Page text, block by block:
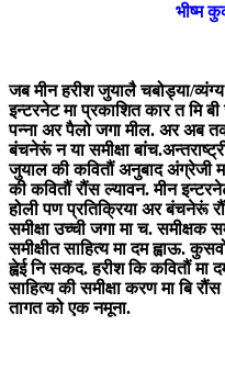
भीष्म
जब मीन हरीश जुयालै चबोड्या/
इन्टरनेट मा प्रकाशित कार त मि
पन्ना अर पैलो जगा मील. अर अब
बंचनेरूं न या समीक्षा
जुयाल की कवितौं अनुबाद अंग्रेजी
की कवितौं रौंस ल्यावन. मीन
होली पण प्रतिक्रिया अर बंचनेरूं
समीक्षा उच्ची जगा मा च. समीक्षक
समीक्षीत साहित्य मा दम ह्वाऊ.
ह्वेई नि सकद. हरीश कि कवितौं मा
साहित्य की समीक्षा करण मा बि
तागत को एक नमूना.